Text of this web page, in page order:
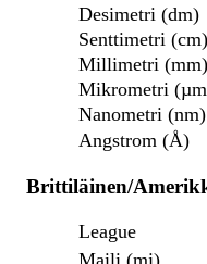
Desimetri (dm)
Senttimetri (cm)
Millimetri (mm)
Mikrometri
Nanometri (nm)
Angstrom (Å)
Brittiläinen/
League
Maili (mi)